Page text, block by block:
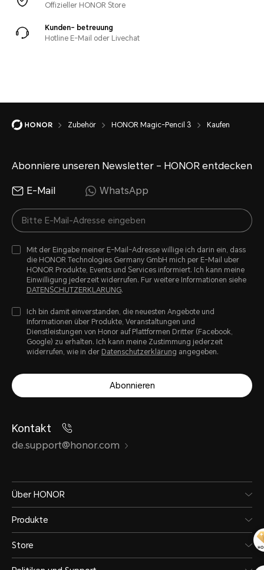
Offizieller HONOR Store
Kunden- betreuung
Hotline E-Mail oder Livechat
Zubehör HONOR Magic-Pencil 3 Kaufen
Abonniere unseren Newsletter – HONOR entdecken
E-Mail WhatsApp
Mit der Eingabe meiner E-Mail-Adresse willige ich darin ein, dass
die HONOR Technologies Germany GmbH mich per E-Mail uber
HONOR Produkte, Events und Services informiert. Ich kann meine
Einwilligung jederzeit widerrufen. Fur weitere Informationen siehe
DATENSCHUTZERKLARUNG.
Ich bin damit einverstanden, die neuesten Angebote und
Informationen über Produkte, Veranstaltungen und
Dienstleistungen von Honor auf Plattformen Dritter (Facebook,
Google) zu erhalten. Ich kann meine Zustimmung jederzeit
widerrufen, wie in der Datenschutzerklärung angegeben.
Abonnieren
Kontakt
de.support@honor.com
Über HONOR
Produkte
Store